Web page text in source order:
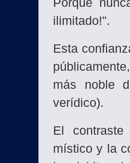
Porque
ilimitado!".
Esta
más noble
verídico).
El
místico y la